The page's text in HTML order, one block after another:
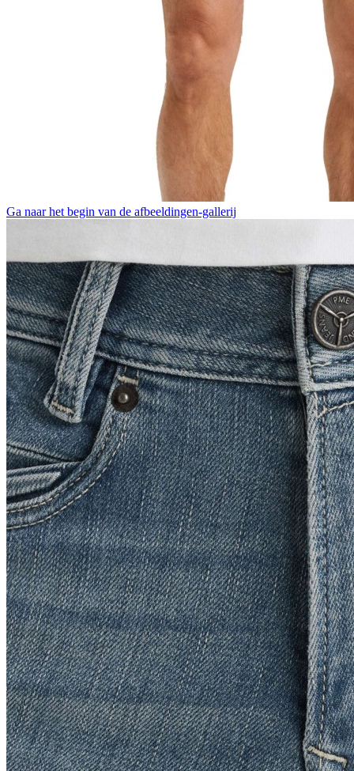
Ga naar het begin van de afbeeldingen-gallerij